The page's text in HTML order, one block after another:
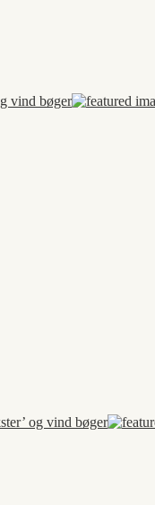
vind bøger
og vind bøger